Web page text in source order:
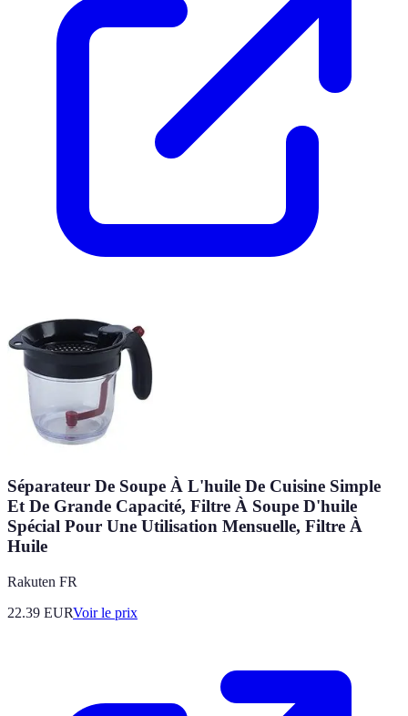
Séparateur De Soupe À L'huile De Cuisine Simple
Et De Grande Capacité, Filtre À Soupe D'huile
Spécial Pour Une Utilisation Mensuelle, Filtre À
Huile
Rakuten FR
22.39 EURVoir le prix